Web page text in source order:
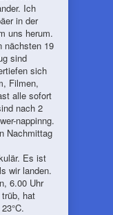
Ich
in der
uns herum.
nächsten 19
sind
sich
Filmen,
alle sofort
nach 2
nappinng.
Nachmittag
Es ist
wir landen.
6.00 Uhr
hat